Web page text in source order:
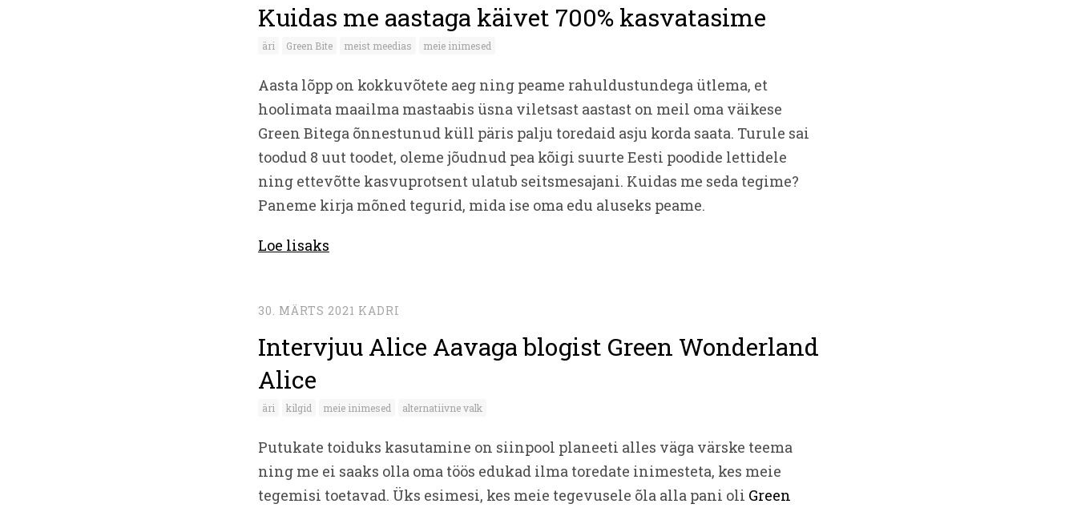
Kuidas me aastaga käivet 700% kasvatasime
äri Green Bite meist meedias meie inimesed
Aasta lõpp on kokkuvõtete aeg ning peame rahuldustundega ütlema, et
hoolimata maailma mastaabis üsna viletsast aastast on meil oma väikese
Green Bitega õnnestunud küll päris palju toredaid asju korda saata. Turule sai
toodud 8 uut toodet, oleme jõudnud pea kõigi suurte Eesti poodide lettidele
ning ettevõtte kasvuprotsent ulatub seitsmesajani. Kuidas me seda tegime?
Paneme kirja mõned tegurid, mida ise oma edu aluseks peame.
Loe lisaks
30. MÄRTS 2021 KADRI
Intervjuu Alice Aavaga blogist Green Wonderland
Alice
äri kilgid meie inimesed alternatiivne valk
Putukate toiduks kasutamine on siinpool planeeti alles väga värske teema
ning me ei saaks olla oma töös edukad ilma toredate inimesteta, kes meie
tegemisi toetavad. Üks esimesi, kes meie tegevusele õla alla pani oli Green